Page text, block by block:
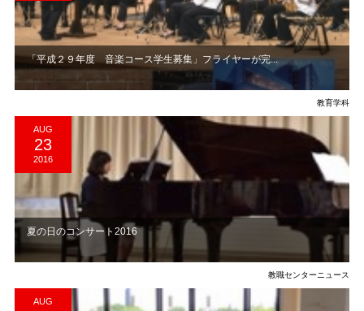
「平成２９年度 音楽コース学生募集」フライヤーが完...
教育学科
AUG
23
2016
夏の日のコンサート2016
教職センターニュース
AUG